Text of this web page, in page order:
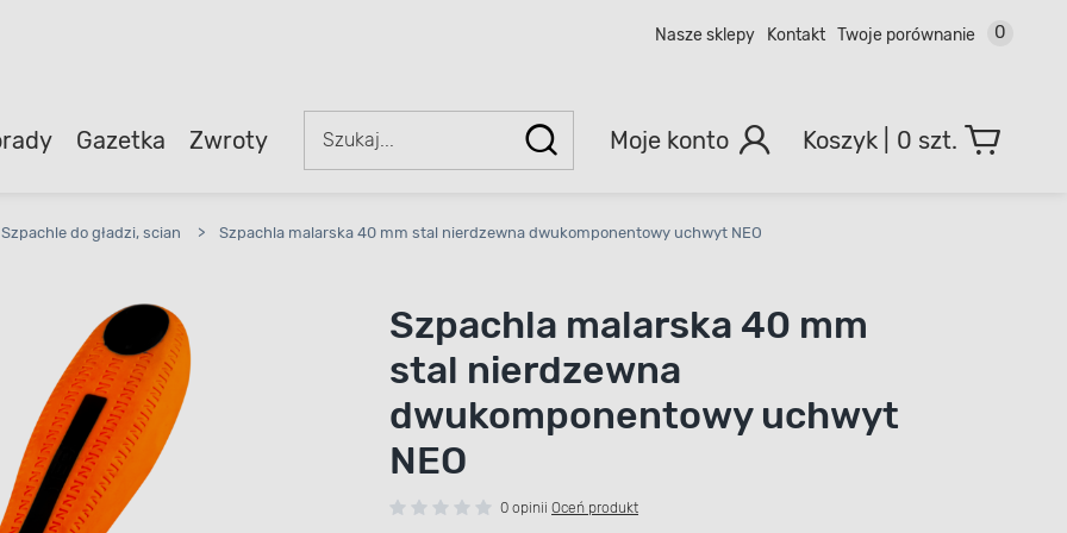
Nasze sklepy Kontakt Twoje porównanie 0
Gazetka Zwroty Moje konto 0 szt.
Szpachle do gładzi, scian > Szpachla malarska 40 mm stal nierdzewna dwukomponentowy uchwyt NEO
Szpachla malarska 40 mm
stal nierdzewna
dwukomponentowy uchwyt
NEO
0 opinii Oceń produkt